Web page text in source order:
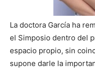
La doctora García ha
el Simposio dentro del
espacio propio, sin
supone darle la